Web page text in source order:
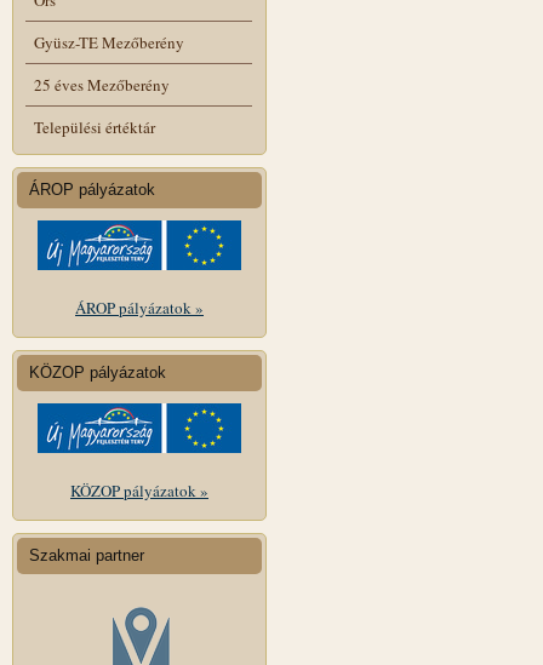
Gyüsz-TE Mezőberény
25 éves Mezőberény
Települési értéktár
ÁROP pályázatok
ÁROP pályázatok »
KÖZOP pályázatok
KÖZOP pályázatok »
Szakmai partner